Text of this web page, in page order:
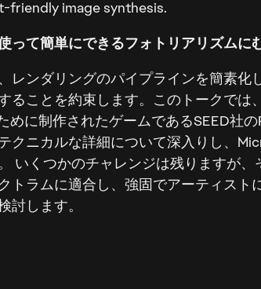
friendly image synthesis.
って簡単にできるフォトリアリズムに
レンダリングのパイプラインを簡素
ることを約束します。このトークで
めに制作されたゲームであるSEED社
クニカルな詳細について深入りし、
いくつかのチャレンジは残りますが
トラムに適合し、強固でアーティス
討します。